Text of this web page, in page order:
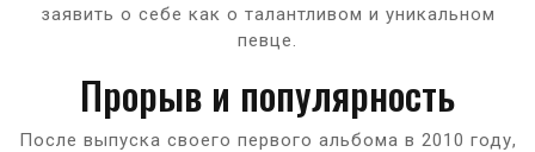
заявить о себе как о талантливом и уникальном
певце.
Прорыв и популярность
После выпуска своего первого альбома в 2010 году,